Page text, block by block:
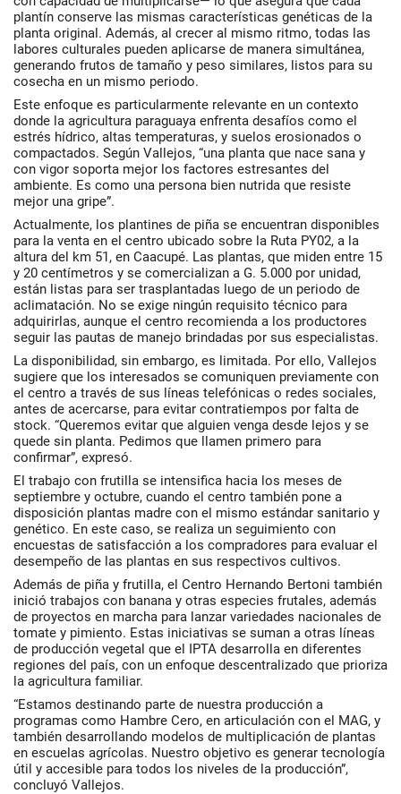
plantín conserve las mismas características genéticas de la
planta original. Además, al crecer al mismo ritmo, todas las
labores culturales pueden aplicarse de manera simultánea,
generando frutos de tamaño y peso similares, listos para su
cosecha en un mismo periodo.
Este enfoque es particularmente relevante en un contexto
donde la agricultura paraguaya enfrenta desafíos como el
estrés hídrico, altas temperaturas, y suelos erosionados o
compactados. Según Vallejos, “una planta que nace sana y
con vigor soporta mejor los factores estresantes del
ambiente. Es como una persona bien nutrida que resiste
mejor una gripe”.
Actualmente, los plantines de piña se encuentran disponibles
para la venta en el centro ubicado sobre la Ruta PY02, a la
altura del km 51, en Caacupé. Las plantas, que miden entre 15
y 20 centímetros y se comercializan a G. 5.000 por unidad,
están listas para ser trasplantadas luego de un periodo de
aclimatación. No se exige ningún requisito técnico para
adquirirlas, aunque el centro recomienda a los productores
seguir las pautas de manejo brindadas por sus especialistas.
La disponibilidad, sin embargo, es limitada. Por ello, Vallejos
sugiere que los interesados se comuniquen previamente con
el centro a través de sus líneas telefónicas o redes sociales,
antes de acercarse, para evitar contratiempos por falta de
stock. “Queremos evitar que alguien venga desde lejos y se
quede sin planta. Pedimos que llamen primero para
confirmar”, expresó.
El trabajo con frutilla se intensifica hacia los meses de
septiembre y octubre, cuando el centro también pone a
disposición plantas madre con el mismo estándar sanitario y
genético. En este caso, se realiza un seguimiento con
encuestas de satisfacción a los compradores para evaluar el
desempeño de las plantas en sus respectivos cultivos.
Además de piña y frutilla, el Centro Hernando Bertoni también
inició trabajos con banana y otras especies frutales, además
de proyectos en marcha para lanzar variedades nacionales de
tomate y pimiento. Estas iniciativas se suman a otras líneas
de producción vegetal que el IPTA desarrolla en diferentes
regiones del país, con un enfoque descentralizado que prioriza
la agricultura familiar.
“Estamos destinando parte de nuestra producción a
programas como Hambre Cero, en articulación con el MAG, y
también desarrollando modelos de multiplicación de plantas
en escuelas agrícolas. Nuestro objetivo es generar tecnología
útil y accesible para todos los niveles de la producción”,
concluyó Vallejos.